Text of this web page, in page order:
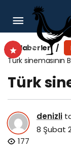
Haberler
Türk sinemasının
Türk
denizli
8 Şubat
177
Banu